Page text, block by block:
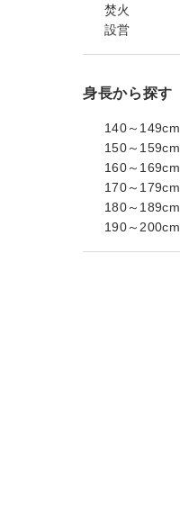
焚火
設営
身長から探す
140～149cm
150～159cm
160～169cm
170～179cm
180～189cm
190～200cm